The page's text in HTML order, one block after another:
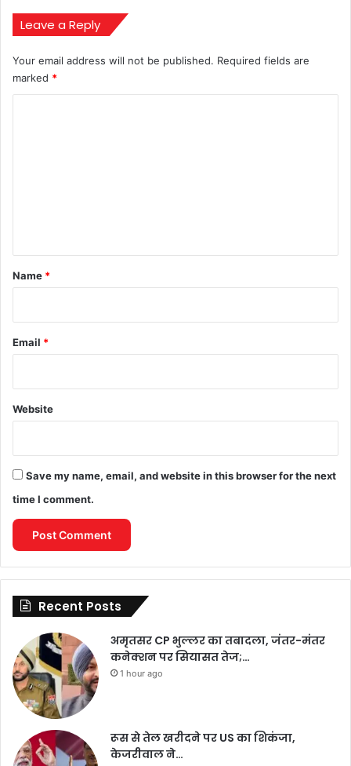
Leave a Reply
Your email address will not be published. Required fields are
marked *
*
Name *
Email *
Website
Save my name, email, and website in this browser for the next
time I comment.
Recent Posts
अमृतसर CP भुल्लर का तबादला, जंतर-मंतर
कनेक्शन पर सियासत तेज;…
1 hour ago
रूस से तेल खरीदने पर US का शिकंजा,
केजरीवाल ने…